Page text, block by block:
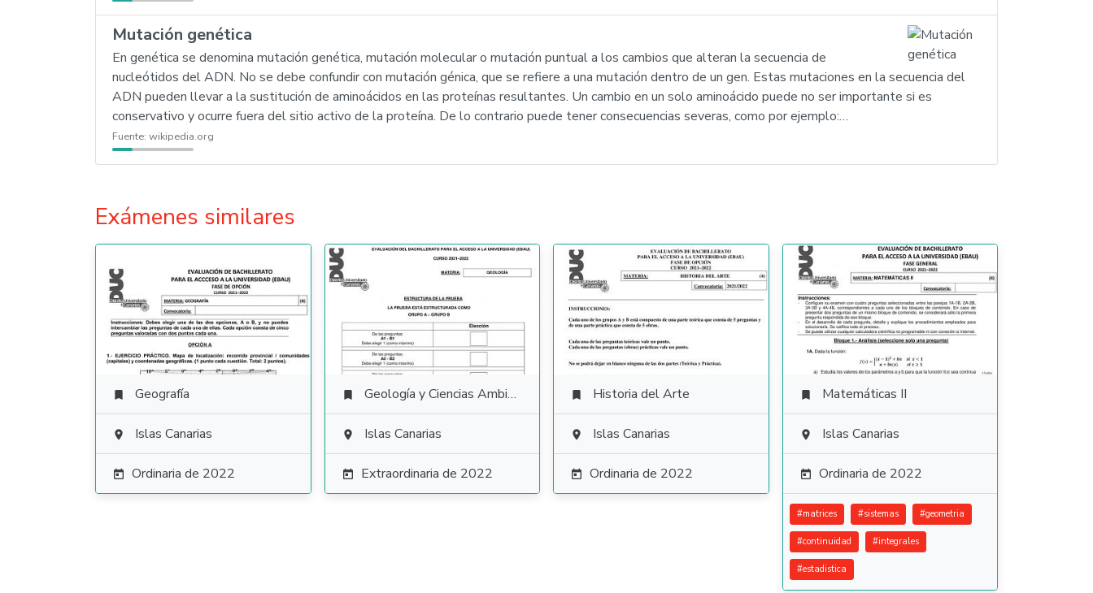
Mutación genética
En genética se denomina mutación genética, mutación molecular o mutación puntual a los cambios que alteran la secuencia de
nucleótidos del ADN. No se debe confundir con mutación génica, que se refiere a una mutación dentro de un gen. Estas mutaciones en la secuencia del
ADN pueden llevar a la sustitución de aminoácidos en las proteínas resultantes. Un cambio en un solo aminoácido puede no ser importante si es
conservativo y ocurre fuera del sitio activo de la proteína. De lo contrario puede tener consecuencias severas, como por ejemplo:…
Fuente: wikipedia.org
Exámenes similares
 Geografía
 Islas Canarias
 Ordinaria de 2022
 Geología y Ciencias Ambientales
 Islas Canarias
 Extraordinaria de 2022
 Historia del Arte
 Islas Canarias
 Ordinaria de 2022
 Matemáticas II
 Islas Canarias
 Ordinaria de 2022
#matrices #sistemas #geometria
#continuidad #integrales
#estadistica